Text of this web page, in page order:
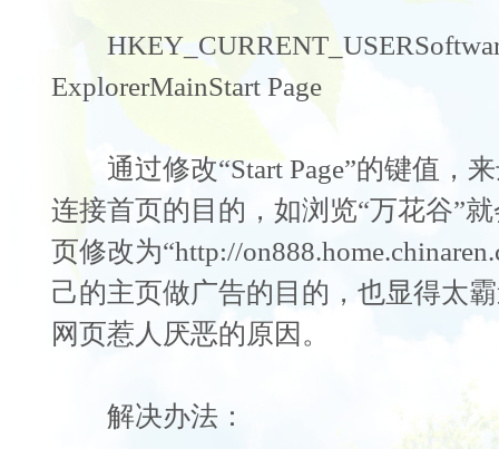
ExplorerMainStart Page
通过修改“Start Page”的键值，
连接首页的目的，如浏览“万花谷”
页修改为“http://
己的主页做广告的目的，也显得太
网页惹人厌恶的原因。
解决办法：